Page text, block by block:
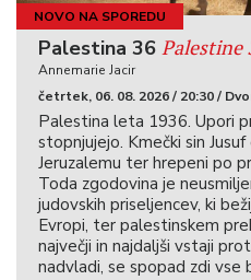
NOVO NA SPOREDU
Palestina 36 Palestine
Annemarie Jacir
četrtek, 06. 08. 2026 / 20:30 /
Palestina leta 1936. Upori
stopnjujejo. Kmečki sin
Jeruzalemu ter hrepeni po
Toda zgodovina je
judovskih priseljencev, ki
Evropi, ter palestinskem
največji in najdaljši vstaji
nadvladi, se spopad zdi vse